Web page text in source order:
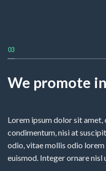
03
We promote
Lorem ipsum dolor sit
condimentum, nisi at
odio, vitae mollis odio
euismod. Integer ornare nisl